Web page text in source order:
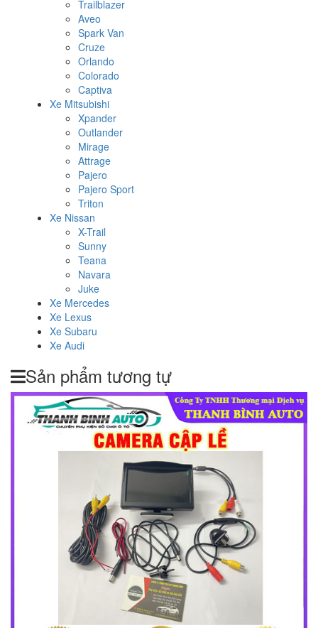
Trailblazer
Aveo
Spark Van
Cruze
Orlando
Colorado
Captiva
Xe Mitsubishi
Xpander
Outlander
Mirage
Attrage
Pajero
Pajero Sport
Triton
Xe Nissan
X-Trail
Sunny
Teana
Navara
Juke
Xe Mercedes
Xe Lexus
Xe Subaru
Xe Audi
Sản phẩm tương tự